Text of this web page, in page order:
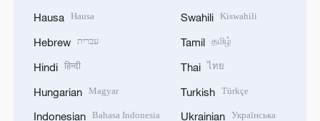
Hausa Hausa
Hebrew עברית
Hindi हिन्दी
Hungarian Magyar
Indonesian Bahasa Indonesia
Swahili Kiswahili
Tamil தமிழ்
Thai ไทย
Turkish Türkçe
Ukrainian Українська